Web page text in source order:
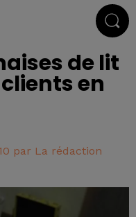
de lit
en
par La rédaction